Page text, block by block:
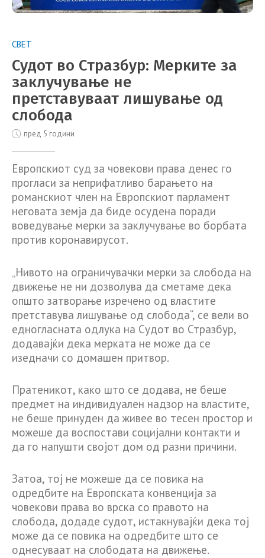
СВЕТ
Судот во Стразбур: Мерките за
заклучување не
претставуваат лишување од
слобода
пред 5 години
Европскиот суд за човекови права денес го
прогласи за неприфатливо барањето на
романскиот член на Европскиот парламент
неговата земја да биде осудена поради
воведување мерки за заклучување во борбата
против коронавирусот.
„Нивото на ограничувачки мерки за слобода на
движење не ни дозволува да сметаме дека
општо затворање изречено од властите
претставува лишување од слобода“, се вели во
едногласната одлука на Судот во Стразбур,
додавајќи дека мерката не може да се
изедначи со домашен притвор.
Пратеникот, како што се додава, не беше
предмет на индивидуален надзор на властите,
не беше принуден да живее во тесен простор и
можеше да воспостави социјални контакти и
да го напушти својот дом од разни причини.
Затоа, тој не можеше да се повика на
одредбите на Европската конвенција за
човекови права во врска со правото на
слобода, додаде судот, истакнувајќи дека тој
може да се повика на одредбите што се
однесуваат на слободата на движење.